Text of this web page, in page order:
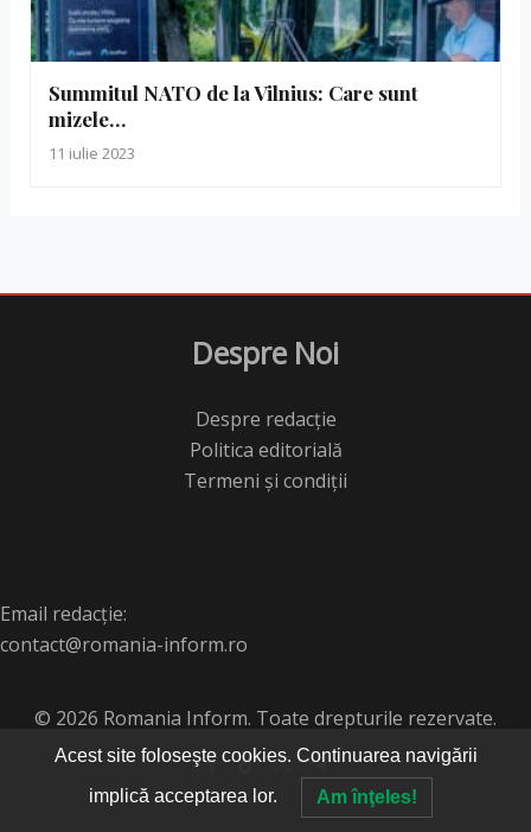
Summitul NATO de la Vilnius: Care sunt
mizele…
11 iulie 2023
Despre Noi
Despre redacție
Politica editorială
Termeni și condiții
Email redacție:
contact@romania-inform.ro
© 2026 Romania Inform. Toate drepturile rezervate.
Acest site foloseşte cookies. Continuarea navigării
implică acceptarea lor. Am înţeles!